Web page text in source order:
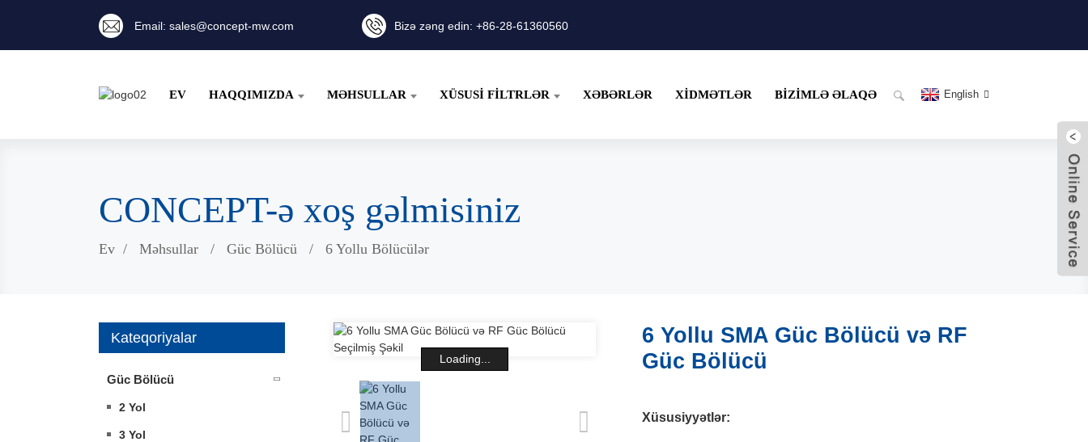
Email: sales@concept-mw.com Bizə zəng edin: +86-28-61360560
EV HAQQIMIZDA MƏHSULLAR XÜSUSI FILTRLƏR XƏBƏRLƏR XIDMƏTLƏR BIZIMLƏ ƏLAQƏ English
CONCEPT-ə xoş gəlmisiniz
Ev Məhsullar Güc Bölücü 6 Yollu Bölücülər
Kateqoriyalar
Güc Bölücü
2 Yol
3 Yol
Loading...
6 Yollu SMA Güc Bölücü və RF
Güc Bölücü
Xüsusiyyətlər: